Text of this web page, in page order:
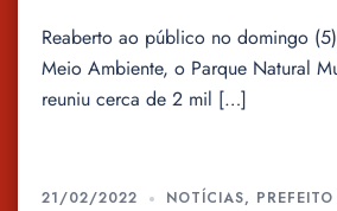
Reaberto ao público no domingo
Meio Ambiente, o Parque Natural
reuniu cerca de 2 mil […]
21/02/2022 NOTÍCIAS,